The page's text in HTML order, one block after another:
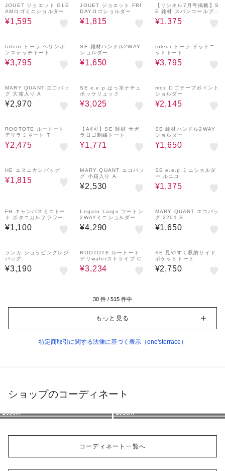
JOUET ジョエット GLE
AMロゴミニショルダー
¥1,595
JOUET ジョエット FRI
DAYロゴショルダー
¥1,815
【リンネル7月号掲載】S
E 雑材 スパンコールブレ
ードトート
¥1,375
toleur トーラ ヘリンボ
ンステッチトート
¥3,795
SE 雑材ハンドル2WAY
ショルダー
¥1,650
toleur トーラ ドットニ
ットトート
¥3,795
MARY QUANT エコバッ
グ 大箱入り A
¥2,970
SE e.e.p.はっ水ナチュ
ポッケリュック
¥3,025
moz ロゴテープポイント
ショルダー
¥2,145
ROOTOTE ルートート
デリラミネート T
¥2,475
【A4可】SE 雑材 サガ
ラロゴ刺繍トート
¥1,771
SE 雑材ハンドル2WAY
ショルダー
¥1,650
HE エスニカンバッグ
¥1,815
MARY QUANT エコバッ
グ 小箱入り A
¥2,530
SE e.e.p.ミニショルダ
ー ルニコ
¥1,375
FH キャンバスミニトー
ト ボタニカルフラワー
¥1,100
Legato Largo ツートン
2WAYミニショルダー
¥4,290
MARY QUANT エコバッ
グ 2201 S
¥1,650
ランカ ショッピングレジ
バッグ
¥3,190
ROOTOTE ルートート
デリwaferストライプ C
¥3,234
SE 見やすく収納サイド
ポケットトート
¥2,750
30 件 / 515 件中
もっと見る
特定商取引に関する法律に基づく表示（one'sterrace）
ショップのコーディネート
one'sterrace one'sterrace
one'sterrace one'sterrace
one'sterrace
165cm 165cm
コーディネート一覧へ